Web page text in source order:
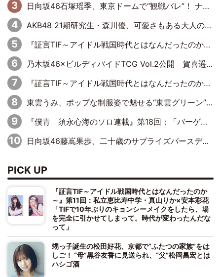
日向坂46石塚瑶季、東京ドームで“観戦バレ”！ ナイツ・塙も認めた「巨人に詳しすぎるアイドル」は元VENUSスクール生で杉内コーチ推し⁉
AKB48 21期研究生・森川優、可愛さもある大人の女性に
『証言TIF～アイドル戦国時代とはなんだったのか～』第10回：さくら学院・武藤彩未×飯田らうら「正直、中3で辞めるというのを信じてなくて。そう言われてはいたけど、嘘でしょって」
乃木坂46×ビルディバイドTCG Vol.2公開 賀喜遥香＆田村真佑が『京まふ』ステージに登壇
『証言TIF～アイドル戦国時代とはなんだったのか～』第8回：Negicco・Nao☆×Megu×Kaede「東京からオファーが来たのと、梨の皮剥きとどっちが大事なんだって」
東雲うみ、ポップな制服姿で魅せる“東雲グリーン”の正体
『僕青 須永心海のソロ連載』第18回：「バーゲンセールハンターみうな inしまむら」編
日向坂46藤嶌果歩、二十歳のサプライズバースデーに大喜び「頼られる先輩になれるように努力していきたい」
PICK UP
『証言TIF～アイドル戦国時代とはなんだったのか
～』第11回：私立恵比寿中学・真山りか×安本彩花
「TIFで10年ぶりのキョンシーメイクをしたら、場
を完全に引かせてしまって。時代が変わったんだな
って」
甥っ子誕生の松田好花、京都で“ふたつの家族”をは
しご！ “母”黒谷友香に見送られ、“父”松岡昌宏とは
ハシゴ酒